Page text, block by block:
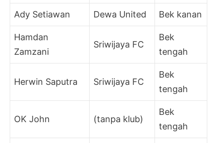
Ady Setiawan Dewa United Bek kanan
Hamdan
Zamzani
Sriwijaya FC
Bek
tengah
Herwin Saputra Sriwijaya FC
Bek
tengah
OK John (tanpa klub)
Bek
tengah